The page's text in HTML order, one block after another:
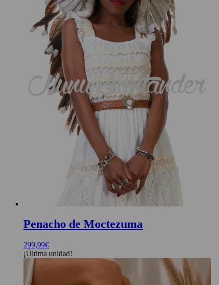
Penacho de Moctezuma
299,99€
¡Última unidad!